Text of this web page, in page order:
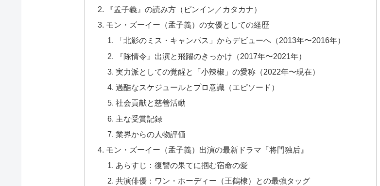
『孟子義』の読み方（ピンイン／カタカナ）
モン・ズーイー（孟子義）の女優としての経歴
「北影のミス・キャンパス」からデビューへ（2013年〜2016年）
『陈情令』出演と飛躍のきっかけ（2017年〜2021年）
実力派としての覚醒と「小辣椒」の愛称（2022年〜現在）
過酷なスケジュールとプロ意識（エピソード）
社会貢献と慈善活動
主な受賞記録
業界からの人物評価
モン・ズーイー（孟子義）出演の最新ドラマ『将門独后』
あらすじ：復讐の果てに掴む宿命の愛
共演俳優：ワン・ホーディー（王鶴棣）との最強タッグ